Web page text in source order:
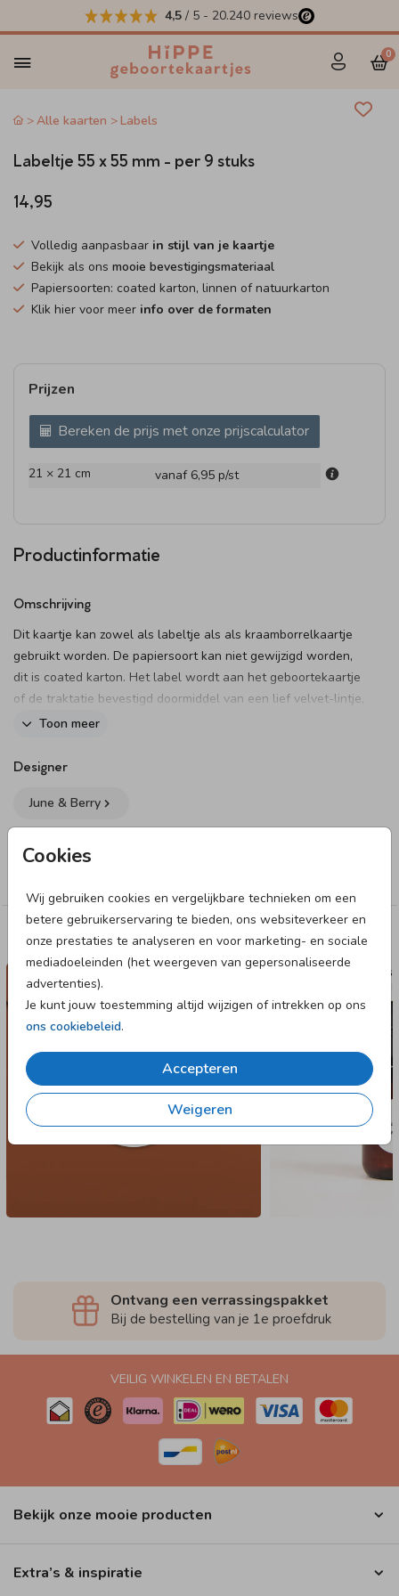
4,5 / 5 - 20.240 reviews
0
Cookies
Wij gebruiken cookies en vergelijkbare technieken om een
betere gebruikerservaring te bieden, ons websiteverkeer en
onze prestaties te analyseren en voor marketing- en sociale
mediadoeleinden (het weergeven van gepersonaliseerde
advertenties).
Je kunt jouw toestemming altijd wijzigen of intrekken op ons
ons cookiebeleid.
Accepteren
Weigeren
Alle kaarten Labels
Labeltje 55 x 55 mm - per 9 stuks
14,95
Volledig aanpasbaar in stijl van je kaartje
Bekijk als ons mooie bevestigingsmateriaal
Papiersoorten: coated karton, linnen of natuurkarton
Klik hier voor meer info over de formaten
Prijzen
Bereken de prijs met onze prijscalculator
21 × 21 cm vanaf 6,95 p/st
Productinformatie
Omschrijving
Dit kaartje kan zowel als labeltje als als kraamborrelkaartje
gebruikt worden. De papiersoort kan niet gewijzigd worden,
dit is coated karton. Het label wordt aan het geboortekaartje
of de traktatie bevestigd doormiddel van een lief velvet-lintje,
een stoer touwtje, een splitpen of een paperclip in een
bevestigingsmaterialen
van jouw voorkeur los bij de kaart. Wanneer je de
geboortekaartjes of traktaties thuis krijgt, zet je ze hiermee
Specificaties labeltje:
• 9 labels per vel.
• Formaat: 55 x 55 mm.
• Geen gaatje.
• Papiersoort: coated karton.
Toon meer
Designer
June & Berry
Collectie
Deze designs vind je misschien ook leuk
SLUITSTICKER
Ontvang een verrassingspakket
Bij de bestelling van je 1e proefdruk
VEILIG WINKELEN EN BETALEN
Bekijk onze mooie producten
Extra’s & inspiratie